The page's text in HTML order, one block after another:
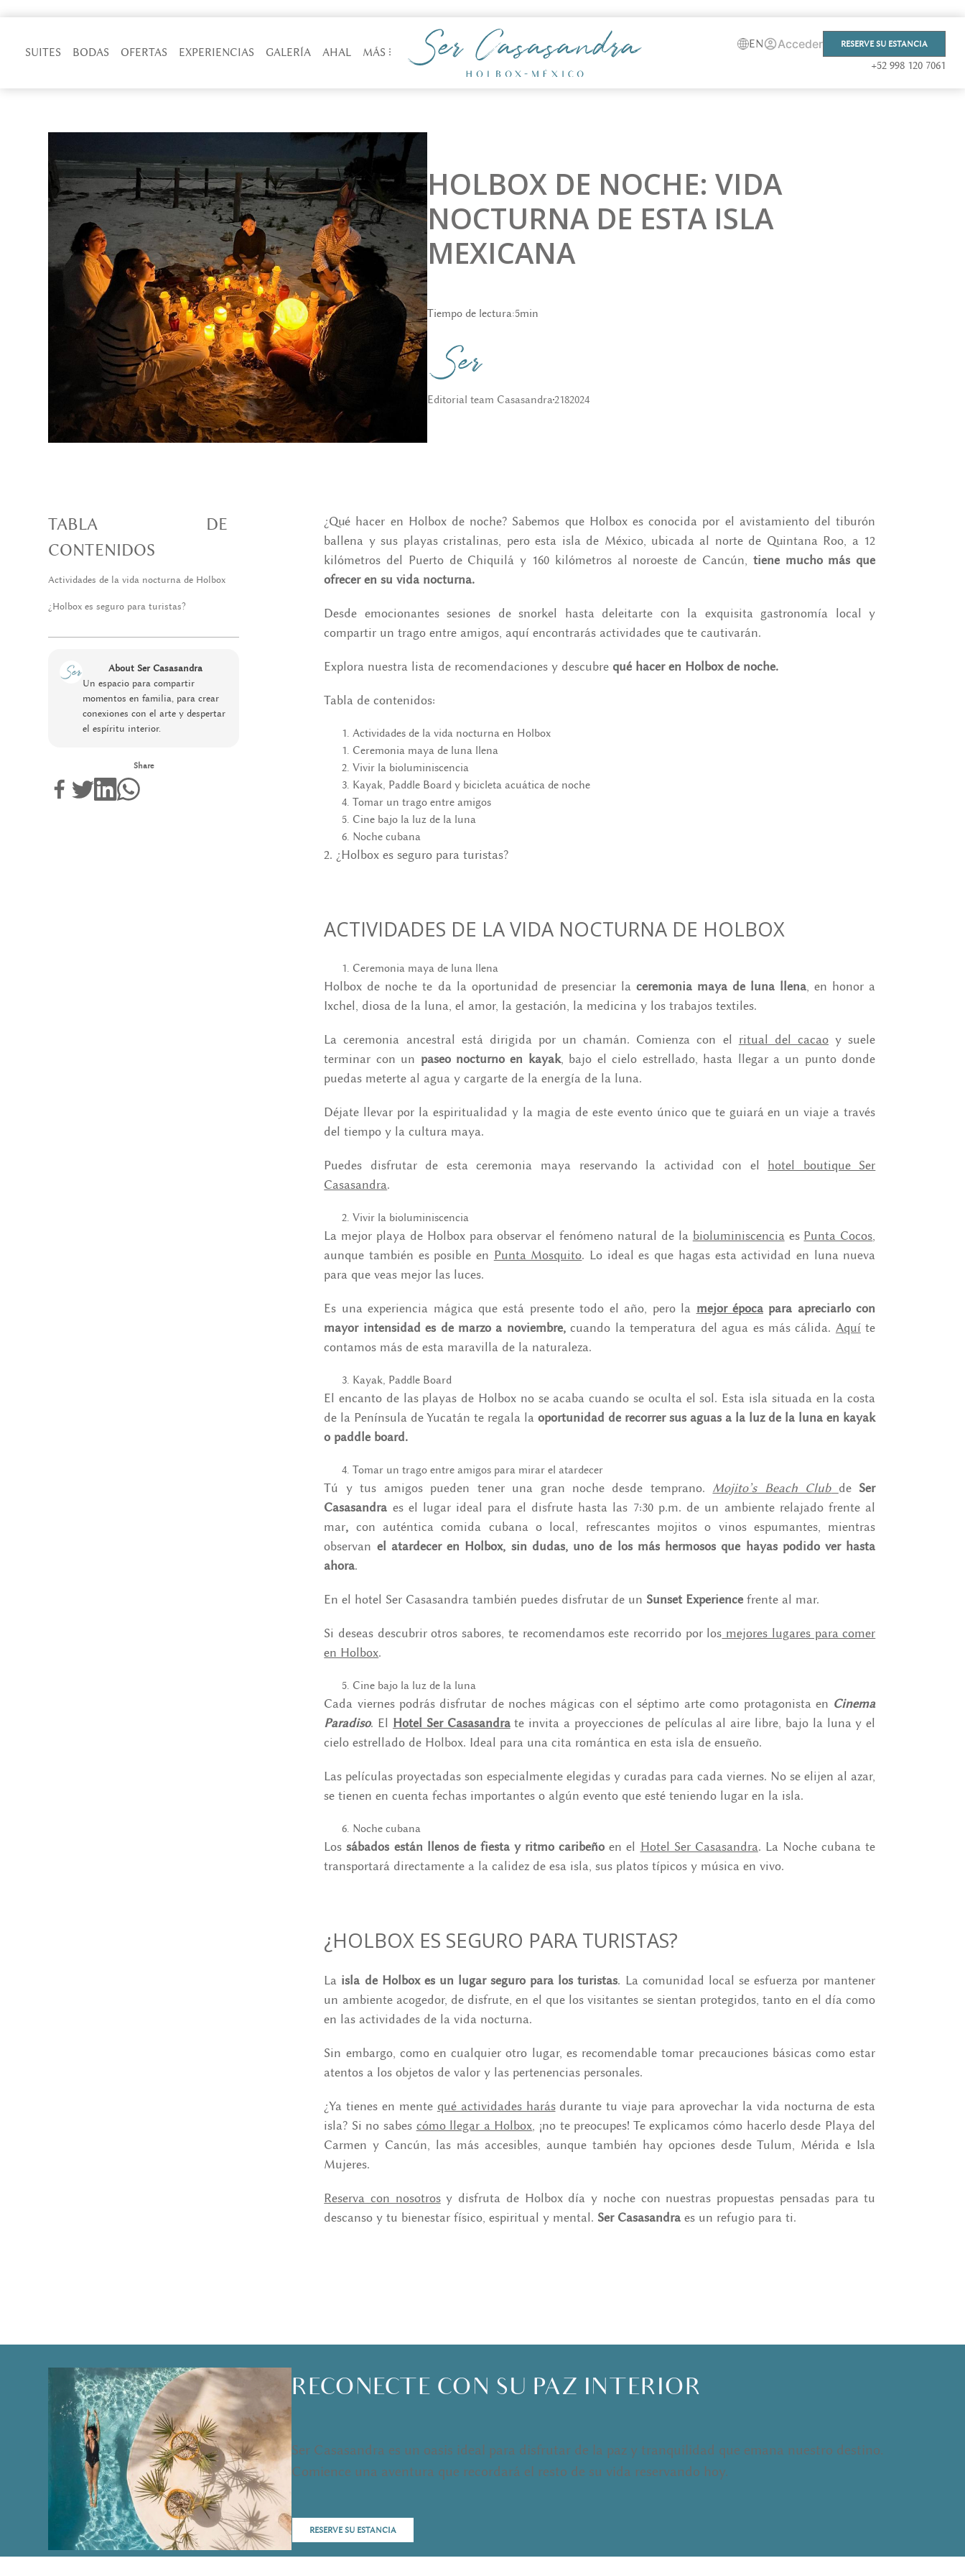
SUITES BODAS OFERTAS EXPERIENCIAS GALERÍA AHAL MÁS ⋮
EN Acceder RESERVE SU ESTANCIA
+52 998 120 7061
HOLBOX DE NOCHE: VIDA
NOCTURNA DE ESTA ISLA
MEXICANA
Tiempo de lectura:5min
Editorial team Casasandra2182024
TABLA DE
CONTENIDOS
Actividades de la vida nocturna de Holbox
¿Holbox es seguro para turistas?
About Ser Casasandra
Un espacio para compartir
momentos en familia, para crear
conexiones con el arte y despertar
el espíritu interior.
Share
¿Qué hacer en Holbox de noche? Sabemos que Holbox es conocida por el avistamiento del tiburón
ballena y sus playas cristalinas, pero esta isla de México, ubicada al norte de Quintana Roo, a 12
kilómetros del Puerto de Chiquilá y 160 kilómetros al noroeste de Cancún, tiene mucho más que
ofrecer en su vida nocturna.
Desde emocionantes sesiones de snorkel hasta deleitarte con la exquisita gastronomía local y
compartir un trago entre amigos, aquí encontrarás actividades que te cautivarán.
Explora nuestra lista de recomendaciones y descubre qué hacer en Holbox de noche.
Tabla de contenidos:
Actividades de la vida nocturna en Holbox
Ceremonia maya de luna llena
Vivir la bioluminiscencia
Kayak, Paddle Board y bicicleta acuática de noche
Tomar un trago entre amigos
Cine bajo la luz de la luna
Noche cubana
2. ¿Holbox es seguro para turistas?
ACTIVIDADES DE LA VIDA NOCTURNA DE HOLBOX
Ceremonia maya de luna llena
Holbox de noche te da la oportunidad de presenciar la ceremonia maya de luna llena, en honor a
Ixchel, diosa de la luna, el amor, la gestación, la medicina y los trabajos textiles.
La ceremonia ancestral está dirigida por un chamán. Comienza con el ritual del cacao y suele
terminar con un paseo nocturno en kayak, bajo el cielo estrellado, hasta llegar a un punto donde
puedas meterte al agua y cargarte de la energía de la luna.
Déjate llevar por la espiritualidad y la magia de este evento único que te guiará en un viaje a través
del tiempo y la cultura maya.
Puedes disfrutar de esta ceremonia maya reservando la actividad con el hotel boutique Ser
Casasandra.
Vivir la bioluminiscencia
La mejor playa de Holbox para observar el fenómeno natural de la bioluminiscenciaes Punta Cocos,
aunque también es posible en Punta Mosquito. Lo ideal es que hagas esta actividad en luna nueva
para que veas mejor las luces.
Es una experiencia mágica que está presente todo el año, pero la mejor épocapara apreciarlo con
mayor intensidad es de marzo a noviembre,cuando la temperatura del agua es más cálida. Aquíte
contamos más de esta maravilla de la naturaleza.
Kayak, Paddle Board
El encanto de las playas de Holbox no se acaba cuando se oculta el sol. Esta isla situada en la costa
de la Península de Yucatán te regala laoportunidad de recorrer sus aguas a la luz de la luna en kayak
o paddle board.
Tomar un trago entre amigos para mirar el atardecer
Tú y tus amigos pueden tener una gran noche desde temprano. Mojito’s Beach Club de Ser
Casasandra es el
lugar ideal para el disfrute hasta las 7:30 p.m. de un ambiente relajado frente al
mar, con auténtica comida cubana o local, refrescantes mojitos o vinos espumantes, mientras
observan el atardecer en Holbox, sin dudas, uno de los más hermosos que hayas podido ver hasta
ahora.
En el hotel Ser Casasandra también puedes disfrutar de un Sunset Experience frente al mar.
Si deseas descubrir otros sabores, te recomendamos este recorrido por los mejores lugares para comer
en Holbox.
Cine bajo la luz de la luna
Cada viernes podrás disfrutar de noches mágicas con el séptimo arte como protagonista en Cinema
Paradiso. El Hotel Ser Casasandrate invita a proyecciones de películas al aire libre, bajo la luna y el
cielo estrellado de Holbox. Ideal para una cita romántica en esta isla de ensueño.
Las películas proyectadas son especialmente elegidas y curadas para cada viernes. No se elijen al azar,
se tienen en cuenta fechas importantes o algún evento que esté teniendo lugar en la isla.
Noche cubana
Los sábados están llenos de fiesta y ritmo caribeñoen el Hotel Ser Casasandra. La Noche cubana te
transportará directamente a la calidez de esa isla, sus platos típicos y música en vivo.
¿HOLBOX ES SEGURO PARA TURISTAS?
La isla de Holbox es un lugar seguro para los turistas. La comunidad local se esfuerza por mantener
un ambiente acogedor, de disfrute, en el que los visitantes se sientan protegidos, tanto en el día como
en las actividades de la vida nocturna.
Sin embargo, como en cualquier otro lugar, es recomendable tomar precauciones básicas como estar
atentos a los objetos de valor y las pertenencias personales.
¿Ya tienes en mente qué actividades harásdurante tu viaje para aprovechar la vida nocturna de esta
isla? Si no sabes cómo llegar a Holbox, ¡no te preocupes! Te explicamos cómo hacerlo desde Playa del
Carmen y Cancún, las más accesibles, aunque también hay opciones desde Tulum, Mérida e Isla
Mujeres.
Reserva con nosotrosy disfruta de Holbox día y noche con nuestras propuestas pensadas para tu
descanso y tu bienestar físico, espiritual y mental. Ser Casasandraes un refugio para ti.
RECONECTE CON SU PAZ INTERIOR
Ser Casasandra es un oasis ideal para disfrutar de la paz y tranquilidad que emana nuestro destino.
Comience una aventura que recordará el resto de su vida reservando hoy.
RESERVE SU ESTANCIA